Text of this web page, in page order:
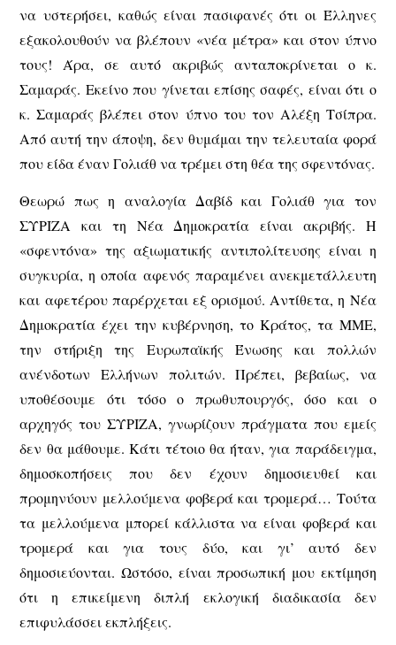
να υστερήσει, καθώς είναι πασιφανές ότι οι Έλληνες
εξακολουθούν να βλέπουν «νέα μέτρα» και στον ύπνο
τους! Άρα, σε αυτό ακριβώς ανταποκρίνεται ο κ.
Σαμαράς. Εκείνο που γίνεται επίσης σαφές, είναι ότι ο
κ. Σαμαράς βλέπει στον ύπνο του τον Αλέξη Τσίπρα.
Από αυτή την άποψη, δεν θυμάμαι την τελευταία φορά
που είδα έναν Γολιάθ να τρέμει στη θέα της σφεντόνας.
Θεωρώ πως η αναλογία Δαβίδ και Γολιάθ για τον
ΣΥΡΙΖΑ και τη Νέα Δημοκρατία είναι ακριβής. Η
«σφεντόνα» της αξιωματικής αντιπολίτευσης είναι η
συγκυρία, η οποία αφενός παραμένει ανεκμετάλλευτη
και αφετέρου παρέρχεται εξ ορισμού. Αντίθετα, η Νέα
Δημοκρατία έχει την κυβέρνηση, το Κράτος, τα ΜΜΕ,
την στήριξη της Ευρωπαϊκής Ένωσης και πολλών
ανένδοτων Ελλήνων πολιτών. Πρέπει, βεβαίως, να
υποθέσουμε ότι τόσο ο πρωθυπουργός, όσο και ο
αρχηγός του ΣΥΡΙΖΑ, γνωρίζουν πράγματα που εμείς
δεν θα μάθουμε. Κάτι τέτοιο θα ήταν, για παράδειγμα,
δημοσκοπήσεις που δεν έχουν δημοσιευθεί και
προμηνύουν μελλούμενα φοβερά και τρομερά… Τούτα
τα μελλούμενα μπορεί κάλλιστα να είναι φοβερά και
τρομερά και για τους δύο, και γι’ αυτό δεν
δημοσιεύονται. Ωστόσο, είναι προσωπική μου εκτίμηση
ότι η επικείμενη διπλή εκλογική διαδικασία δεν
επιφυλάσσει εκπλήξεις.